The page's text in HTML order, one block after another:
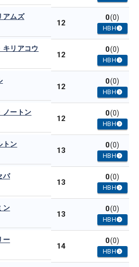
アムズ
12
0(0)
HBH
キリアコウ
12
0(0)
HBH
12
0(0)
HBH
ノートン
12
0(0)
HBH
トン
13
0(0)
HBH
バ
13
0(0)
HBH
ン
13
0(0)
HBH
ー
14
0(0)
HBH